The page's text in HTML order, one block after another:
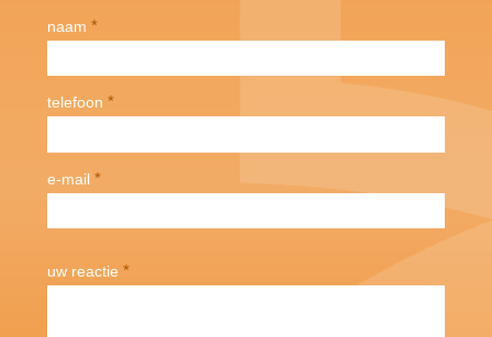
naam*
telefoon*
e-mail*
uw reactie*